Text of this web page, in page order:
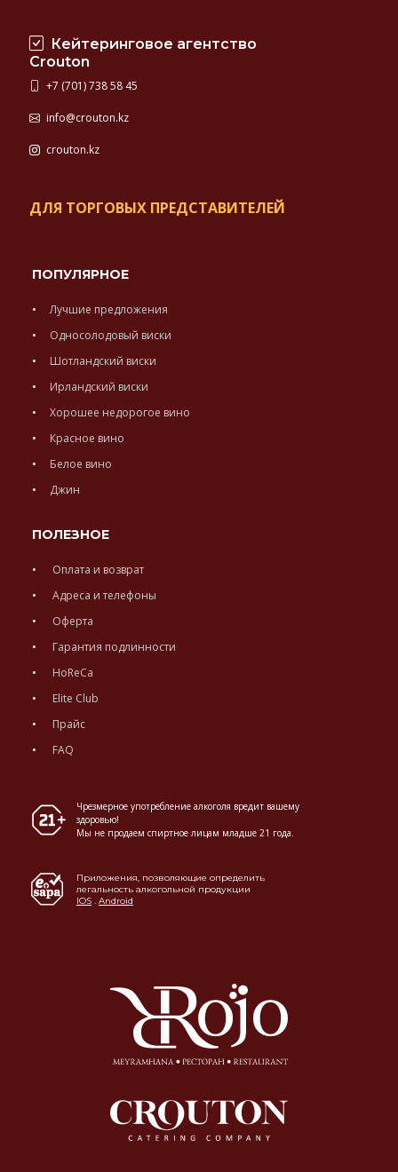
Кейтеринговое агентство
Crouton
+7 (701) 738 58 45
info@crouton.kz
crouton.kz
ДЛЯ ТОРГОВЫХ ПРЕДСТАВИТЕЛЕЙ
ПОПУЛЯРНОЕ
Лучшие предложения
Односолодовый виски
Шотландский виски
Ирландский виски
Хорошее недорогое вино
Красное вино
Белое вино
Джин
ПОЛЕЗНОЕ
Оплата и возврат
Адреса и телефоны
Оферта
Гарантия подлинности
HoReCa
Elite Club
Прайс
FAQ
Чрезмерное употребление алкоголя вредит вашему
здоровью!
Мы не продаем спиртное лицам младше 21 года.
Приложения, позволяющие определить
легальность алкогольной продукции
IOS . Android